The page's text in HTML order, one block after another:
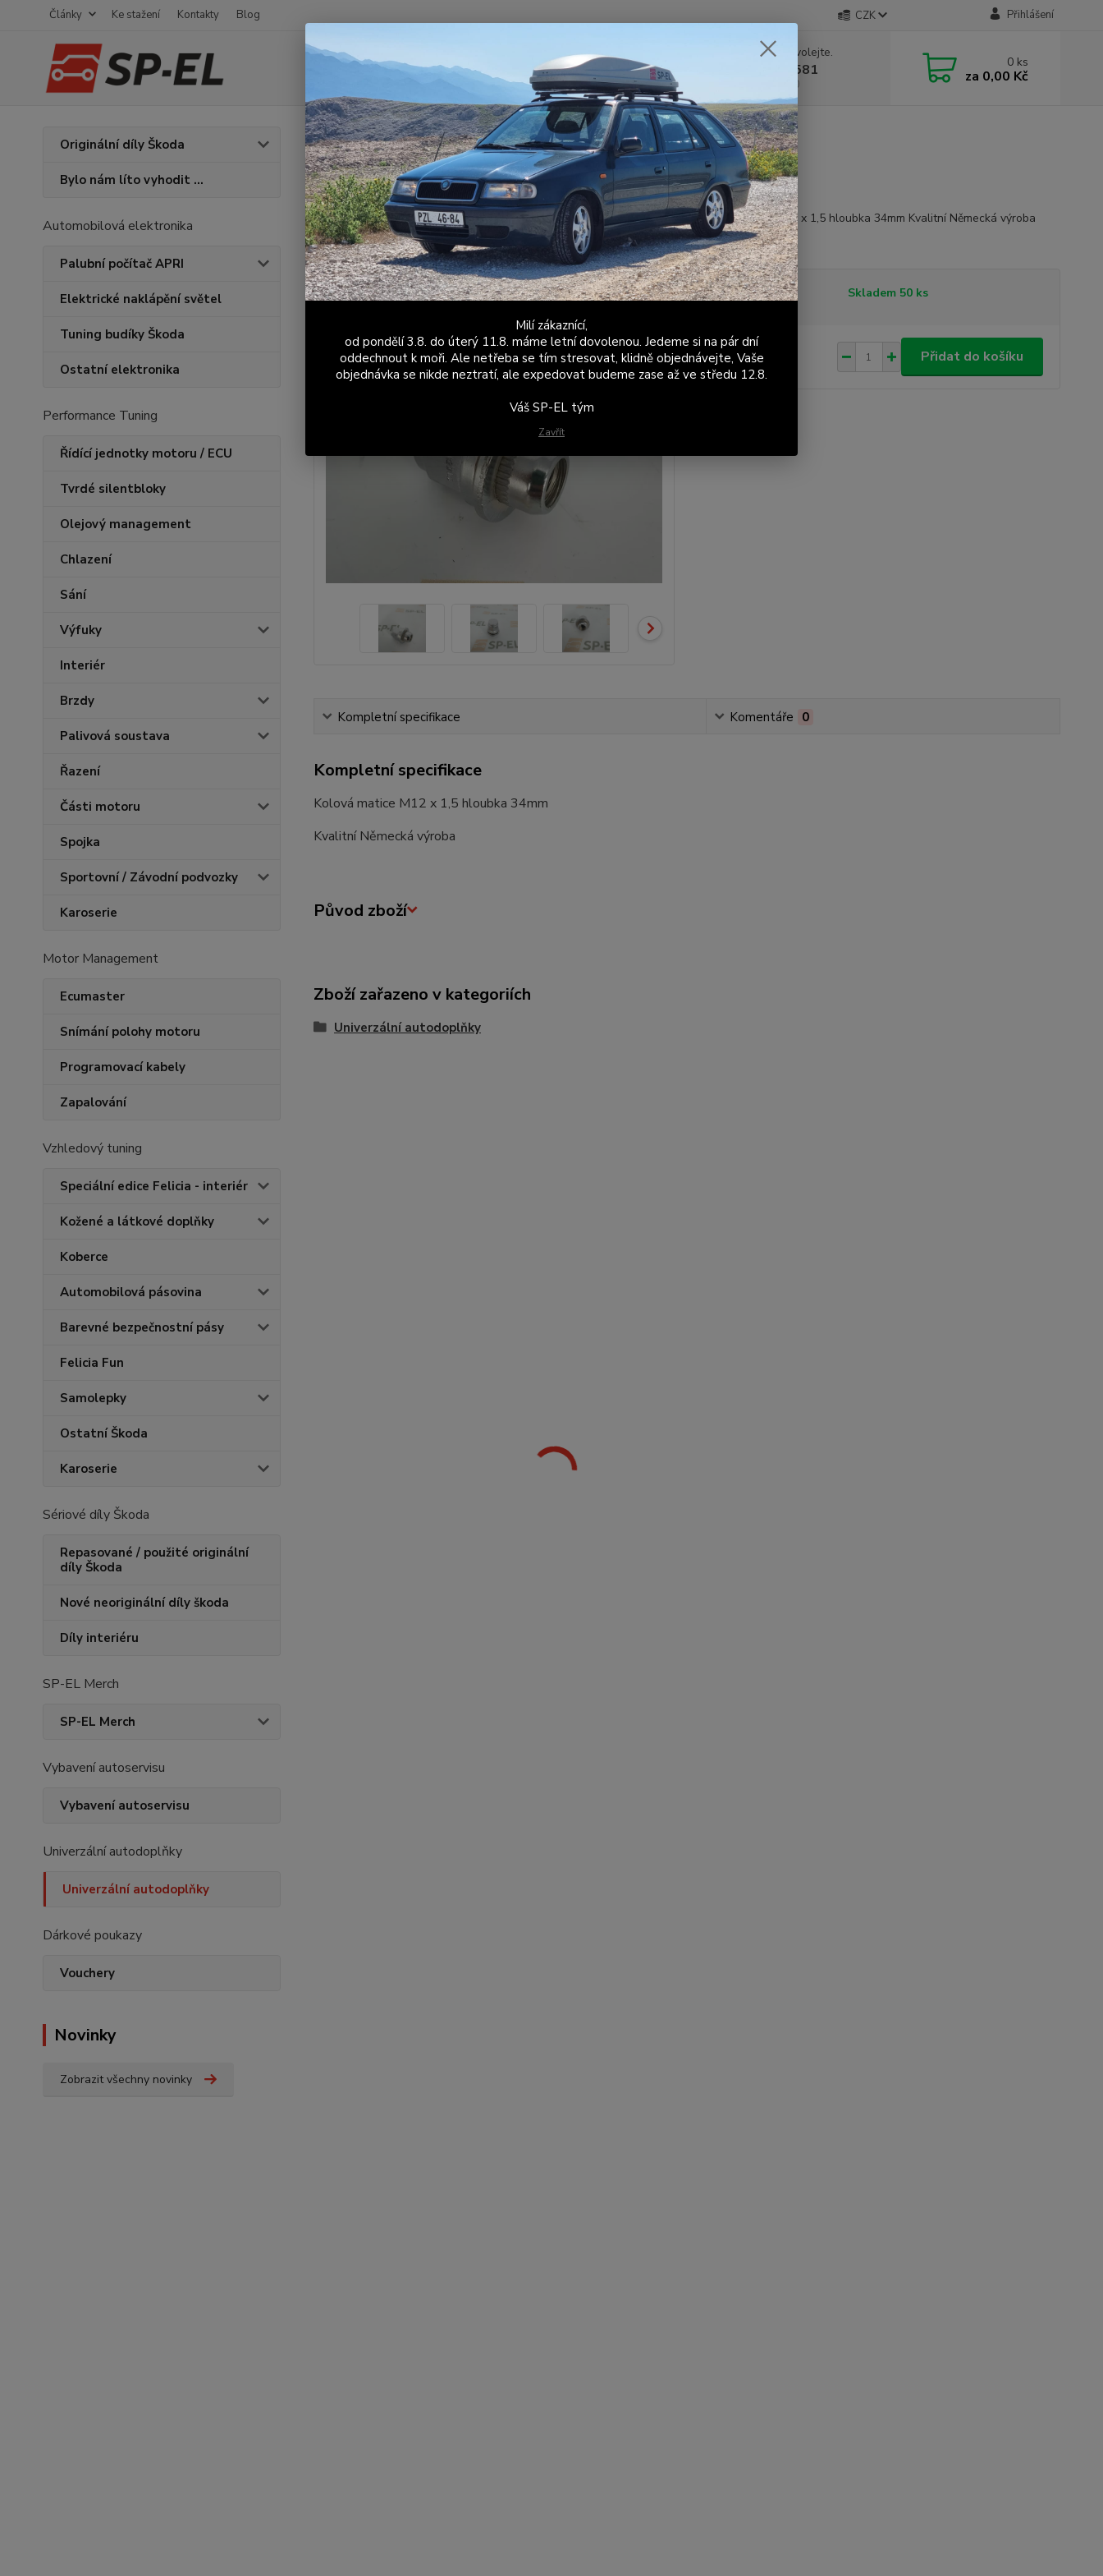
Články Ke stažení Kontakty Blog CZK Přihlášení
Hledat
Nevíte si rady? Zavolejte.
+420 603 411 581
Po - Pá 9:00 - 17:00
0 ks
za 0,00 Kč
Originální díly Škoda
Bylo nám líto vyhodit ...
Automobilová elektronika
Palubní počítač APRI
Elektrické naklápění světel
Tuning budíky Škoda
Ostatní elektronika
Performance Tuning
Řídící jednotky motoru / ECU
Tvrdé silentbloky
Olejový management
Chlazení
Sání
Výfuky
Interiér
Brzdy
Palivová soustava
Řazení
Části motoru
Spojka
Sportovní / Závodní podvozky
Karoserie
Motor Management
Ecumaster
Snímání polohy motoru
Programovací kabely
Zapalování
Vzhledový tuning
Speciální edice Felicia - interiér
Kožené a látkové doplňky
Koberce
Automobilová pásovina
Barevné bezpečnostní pásy
Felicia Fun
Samolepky
Ostatní Škoda
Karoserie
Sériové díly Škoda
Repasované / použité originální
díly Škoda
Nové neoriginální díly škoda
Díly interiéru
SP-EL Merch
SP-EL Merch
Vybavení autoservisu
Vybavení autoservisu
Univerzální autodoplňky
Univerzální autodoplňky
Dárkové poukazy
Vouchery
Novinky
Zobrazit všechny novinky
Úvod Univerzální autodoplňky Kolová matice M12x 1.5
Kolová matice M12x 1.5
Novinka
Kolová matice M12 x 1,5 hloubka 34mm Kvalitní Německá výroba
celý popis
Dostupnost Skladem 50 ks
31 Kč/ks
26 Kč bez DPH
Přidat do košíku
Kompletní specifikace Komentáře 0
Kompletní specifikace
Kolová matice M12 x 1,5 hloubka 34mm
Kvalitní Německá výroba
Původ zboží
Zboží zařazeno v kategoriích
Univerzální autodoplňky
Milí zákaznící,
od pondělí 3.8. do úterý 11.8. máme letní dovolenou. Jedeme si na pár dní
oddechnout k moři. Ale netřeba se tím stresovat, klidně objednávejte, Vaše
objednávka se nikde neztratí, ale expedovat budeme zase až ve středu 12.8.
Váš SP-EL tým
Zavřít